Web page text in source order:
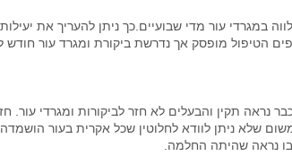
במגרדי עור מדי שבועיים.כך ניתן להעריך את
הטיפול מופסק אך נדרשת ביקורת ומגרד עור
נראה תקין והבעלים לא חזר לביקורות ומגרדי עור.
שלא ניתן לוודא לחלוטין שכל אקרית בעור